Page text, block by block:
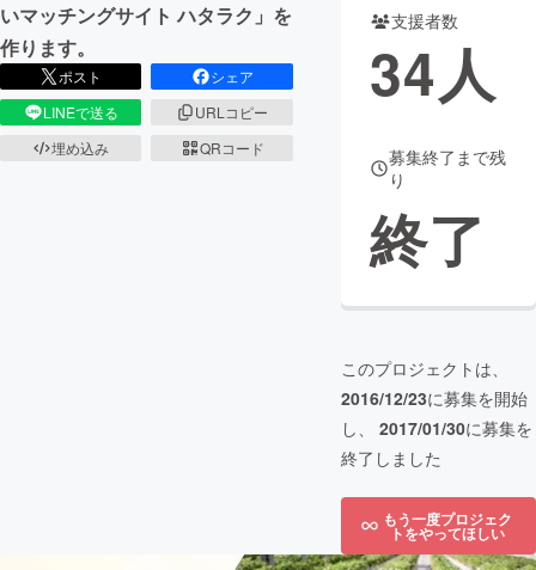
いマッチングサイト ハタラク」を
作ります。
ポスト
シェア
LINEで送る
URLコピー
埋め込み
QRコード
支援者数
34人
募集終了まで残
り
終了
このプロジェクトは、
2016/12/23に募集を開始
し、 2017/01/30に募集を
終了しました
もう一度プロジェク
トをやってほしい